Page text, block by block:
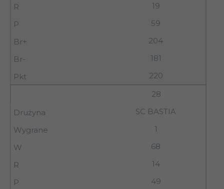
19
59
204
181
220
28
SC BASTIA
1
68
14
49